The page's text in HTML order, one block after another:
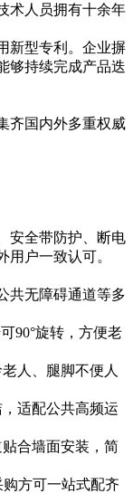
术人员拥有十余年
新型专利。企业摒
够持续完成产品迭
齐国内外多重权威
安全带防护、断电
户一致认可。
共无障碍通道等多
90°旋转，方便老
人、腿脚不便人
适配公共高频运
合墙面安装，简
方可一站式配齐